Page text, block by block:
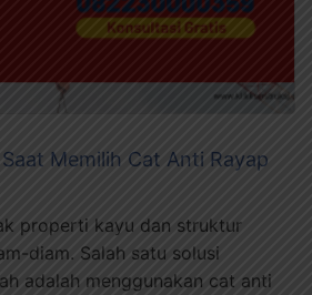
Memilih Cat Anti Rayap
properti kayu dan struktur
diam. Salah satu solusi
adalah menggunakan cat anti